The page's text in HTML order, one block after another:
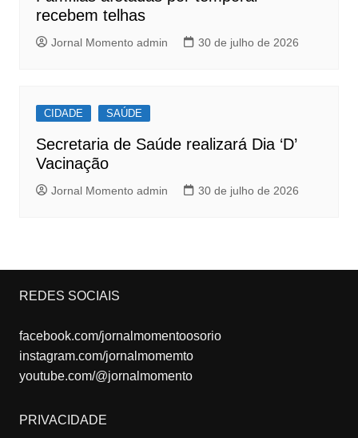
recebem telhas
Jornal Momento admin 30 de julho de 2026
CIDADE SAÚDE
Secretaria de Saúde realizará Dia ‘D’
Vacinação
Jornal Momento admin 30 de julho de 2026
REDES SOCIAIS
facebook.com/jornalmomentoosorio
instagram.com/jornalmomemto
youtube.com/@jornalmomento
PRIVACIDADE